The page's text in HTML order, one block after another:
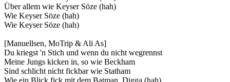
Über allem wie Keyser Söze (hah)
Wie Keyser Söze (hah)
Wie Keyser Söze (hah)
[Manuellsen, MoTrip & Ali As]
Du kriegst 'n Stich und wenn du nicht wegrennst
Meine Jungs kicken in, so wie Beckham
Sind schlicht nicht fickbar wie Statham
Wie ein Blick fick mit dem Batman, Digga (hah)